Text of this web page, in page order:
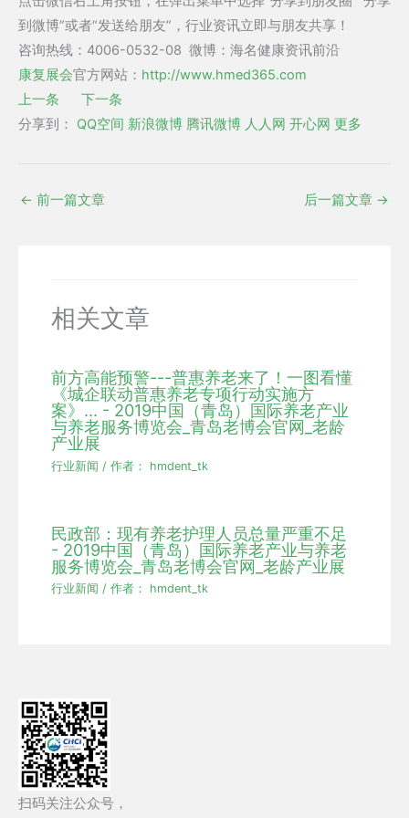
到微博”或者“发送给朋友”，行业资讯立即与朋友共享！
咨询热线：4006-0532-08 微博：海名健康资讯前沿
康复展会官方网站： http://www.hmed365.com
上一条
下一条
分享到：
QQ空间 新浪微博 腾讯微博 人人网 开心网 更多
← 前一篇文章 后一篇文章 →
相关文章
前方高能预警---普惠养老来了！一图看懂
《城企联动普惠养老专项行动实施方
案》... - 2019中国（青岛）国际养老产业
与养老服务博览会_青岛老博会官网_老龄
产业展
行业新闻 / 作者： hmdent_tk
民政部：现有养老护理人员总量严重不足
- 2019中国（青岛）国际养老产业与养老
服务博览会_青岛老博会官网_老龄产业展
行业新闻 / 作者： hmdent_tk
扫码关注公众号，